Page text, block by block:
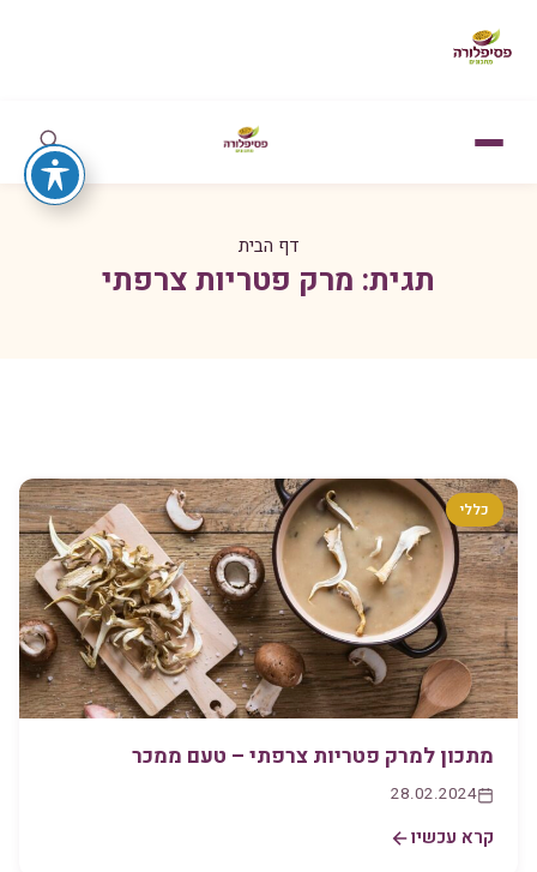
דף הבית
תגית: מרק פטריות צרפתי
כללי
מתכון למרק פטריות צרפתי – טעם ממכר
28.02.2024
קרא עכשיו